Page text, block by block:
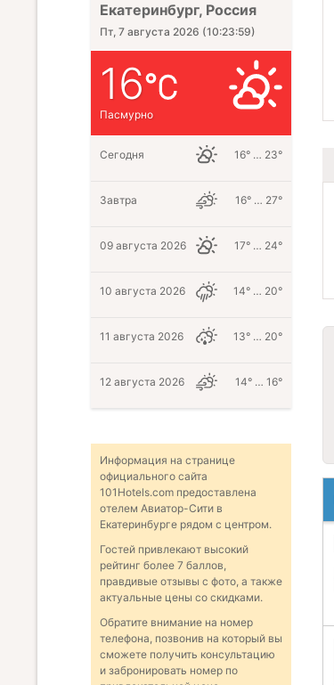
Екатеринбург, Россия
Пт, 7 августа 2026 (10:24:00)
16
Пасмурно
Сегодня 16° … 23°
Завтра 16° … 27°
09 августа 2026 17° … 24°
10 августа 2026 14° … 20°
11 августа 2026 13° … 20°
12 августа 2026 14° … 16°
Информация на странице
официального сайта
101Hotels.com предоставлена
отелем Авиатор-Сити в
Екатеринбурге рядом с центром.
Гостей привлекают высокий
рейтинг более 7 баллов,
правдивые отзывы с фото, а также
актуальные цены со скидками.
Обратите внимание на номер
телефона, позвонив на который вы
сможете получить консультацию
и забронировать номер по